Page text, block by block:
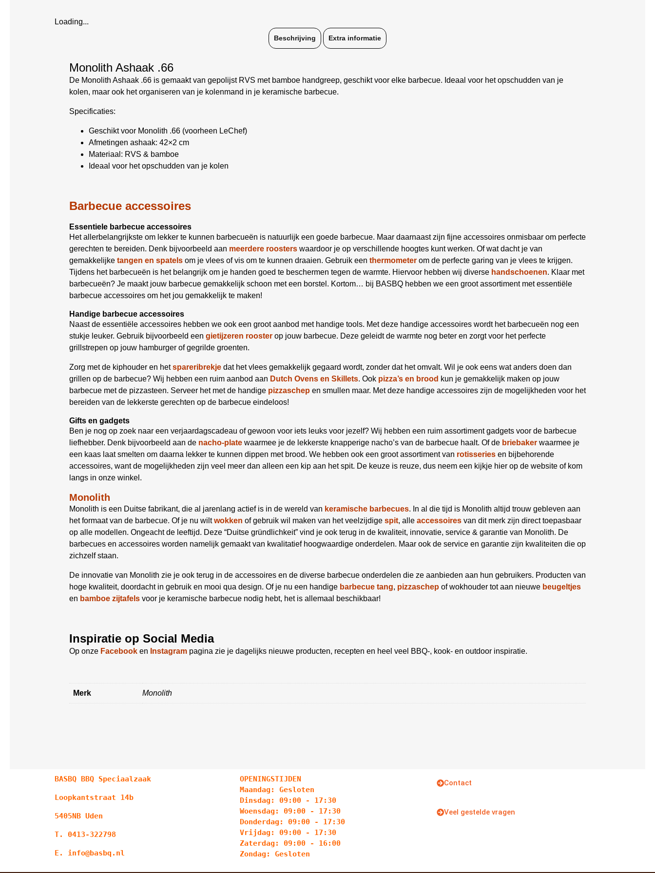
Loading...
Beschrijving Extra informatie
Monolith Ashaak .66
De Monolith Ashaak .66 is gemaakt van gepolijst RVS met bamboe handgreep, geschikt voor elke barbecue. Ideaal voor het opschudden van je
kolen, maar ook het organiseren van je kolenmand in je keramische barbecue.
Specificaties:
Geschikt voor Monolith .66 (voorheen LeChef)
Afmetingen ashaak: 42×2 cm
Materiaal: RVS & bamboe
Ideaal voor het opschudden van je kolen
Barbecue accessoires
Essentiele barbecue accessoires
Het allerbelangrijkste om lekker te kunnen barbecueën is natuurlijk een goede barbecue. Maar daarnaast zijn fijne accessoires onmisbaar om perfecte
gerechten te bereiden. Denk bijvoorbeeld aan meerdere roosters waardoor je op verschillende hoogtes kunt werken. Of wat dacht je van
gemakkelijke tangen en spatels om je vlees of vis om te kunnen draaien. Gebruik een thermometer om de perfecte garing van je vlees te krijgen.
Tijdens het barbecueën is het belangrijk om je handen goed te beschermen tegen de warmte. Hiervoor hebben wij diverse handschoenen. Klaar met
barbecueën? Je maakt jouw barbecue gemakkelijk schoon met een borstel. Kortom… bij BASBQ hebben we een groot assortiment met essentiële
barbecue accessoires om het jou gemakkelijk te maken!
Handige barbecue accessoires
Naast de essentiële accessoires hebben we ook een groot aanbod met handige tools. Met deze handige accessoires wordt het barbecueën nog een
stukje leuker. Gebruik bijvoorbeeld een gietijzeren rooster op jouw barbecue. Deze geleidt de warmte nog beter en zorgt voor het perfecte
grillstrepen op jouw hamburger of gegrilde groenten.
Zorg met de kiphouder en hetspareribrekje dat het vlees gemakkelijk gegaard wordt, zonder dat het omvalt. Wil je ook eens wat anders doen dan
grillen op de barbecue? Wij hebben een ruim aanbod aan Dutch Ovens en Skillets. Ook pizza’s en brood kun je gemakkelijk maken op jouw
barbecue met de pizzasteen. Serveer het met de handige pizzaschep en smullen maar. Met deze handige accessoires zijn de mogelijkheden voor het
bereiden van de lekkerste gerechten op de barbecue eindeloos!
Gifts en gadgets
Ben je nog op zoek naar een verjaardagscadeau of gewoon voor iets leuks voor jezelf? Wij hebben een ruim assortiment gadgets voor de barbecue
liefhebber. Denk bijvoorbeeld aan de nacho-plate waarmee je de lekkerste knapperige nacho’s van de barbecue haalt. Of de briebaker waarmee je
een kaas laat smelten om daarna lekker te kunnen dippen met brood. We hebben ook een groot assortiment van rotisseries en bijbehorende
accessoires, want de mogelijkheden zijn veel meer dan alleen een kip aan het spit. De keuze is reuze, dus neem een kijkje hier op de website of kom
langs in onze winkel.
Monolith
Monolith is een Duitse fabrikant, die al jarenlang actief is in de wereld van keramische barbecues. In al die tijd is Monolith altijd trouw gebleven aan
het formaat van de barbecue. Of je nu wiltwokken of gebruik wil maken van het veelzijdige spit, alle accessoires van dit merk zijn direct toepasbaar
op alle modellen. Ongeacht de leeftijd. Deze “Duitse gründlichkeit” vind je ook terug in de kwaliteit, innovatie, service & garantie van Monolith. De
barbecues en accessoires worden namelijk gemaakt van kwalitatief hoogwaardige onderdelen. Maar ook de service en garantie zijn kwaliteiten die op
zichzelf staan.
De innovatie van Monolith zie je ook terug in de accessoires en de diverse barbecue onderdelen die ze aanbieden aan hun gebruikers. Producten van
hoge kwaliteit, doordacht in gebruik en mooi qua design. Of je nu een handige barbecue tang, pizzaschep of wokhouder tot aan nieuwe beugeltjes
en bamboe zijtafels voor je keramische barbecue nodig hebt, het is allemaal beschikbaar!
Inspiratie op Social Media
Op onze Facebook en Instagram pagina zie je dagelijks nieuwe producten, recepten en heel veel BBQ-, kook- en outdoor inspiratie.
Merk Monolith
BASBQ BBQ Speciaalzaak
Loopkantstraat 14b
5405NB Uden
T. 0413-322798
E. info@basbq.nl
OPENINGSTIJDEN
Maandag: Gesloten
Dinsdag: 09:00 - 17:30
Woensdag: 09:00 - 17:30
Donderdag: 09:00 - 17:30
Vrijdag: 09:00 - 17:30
Zaterdag: 09:00 - 16:00
Zondag: Gesloten
Contact
Veel gestelde vragen